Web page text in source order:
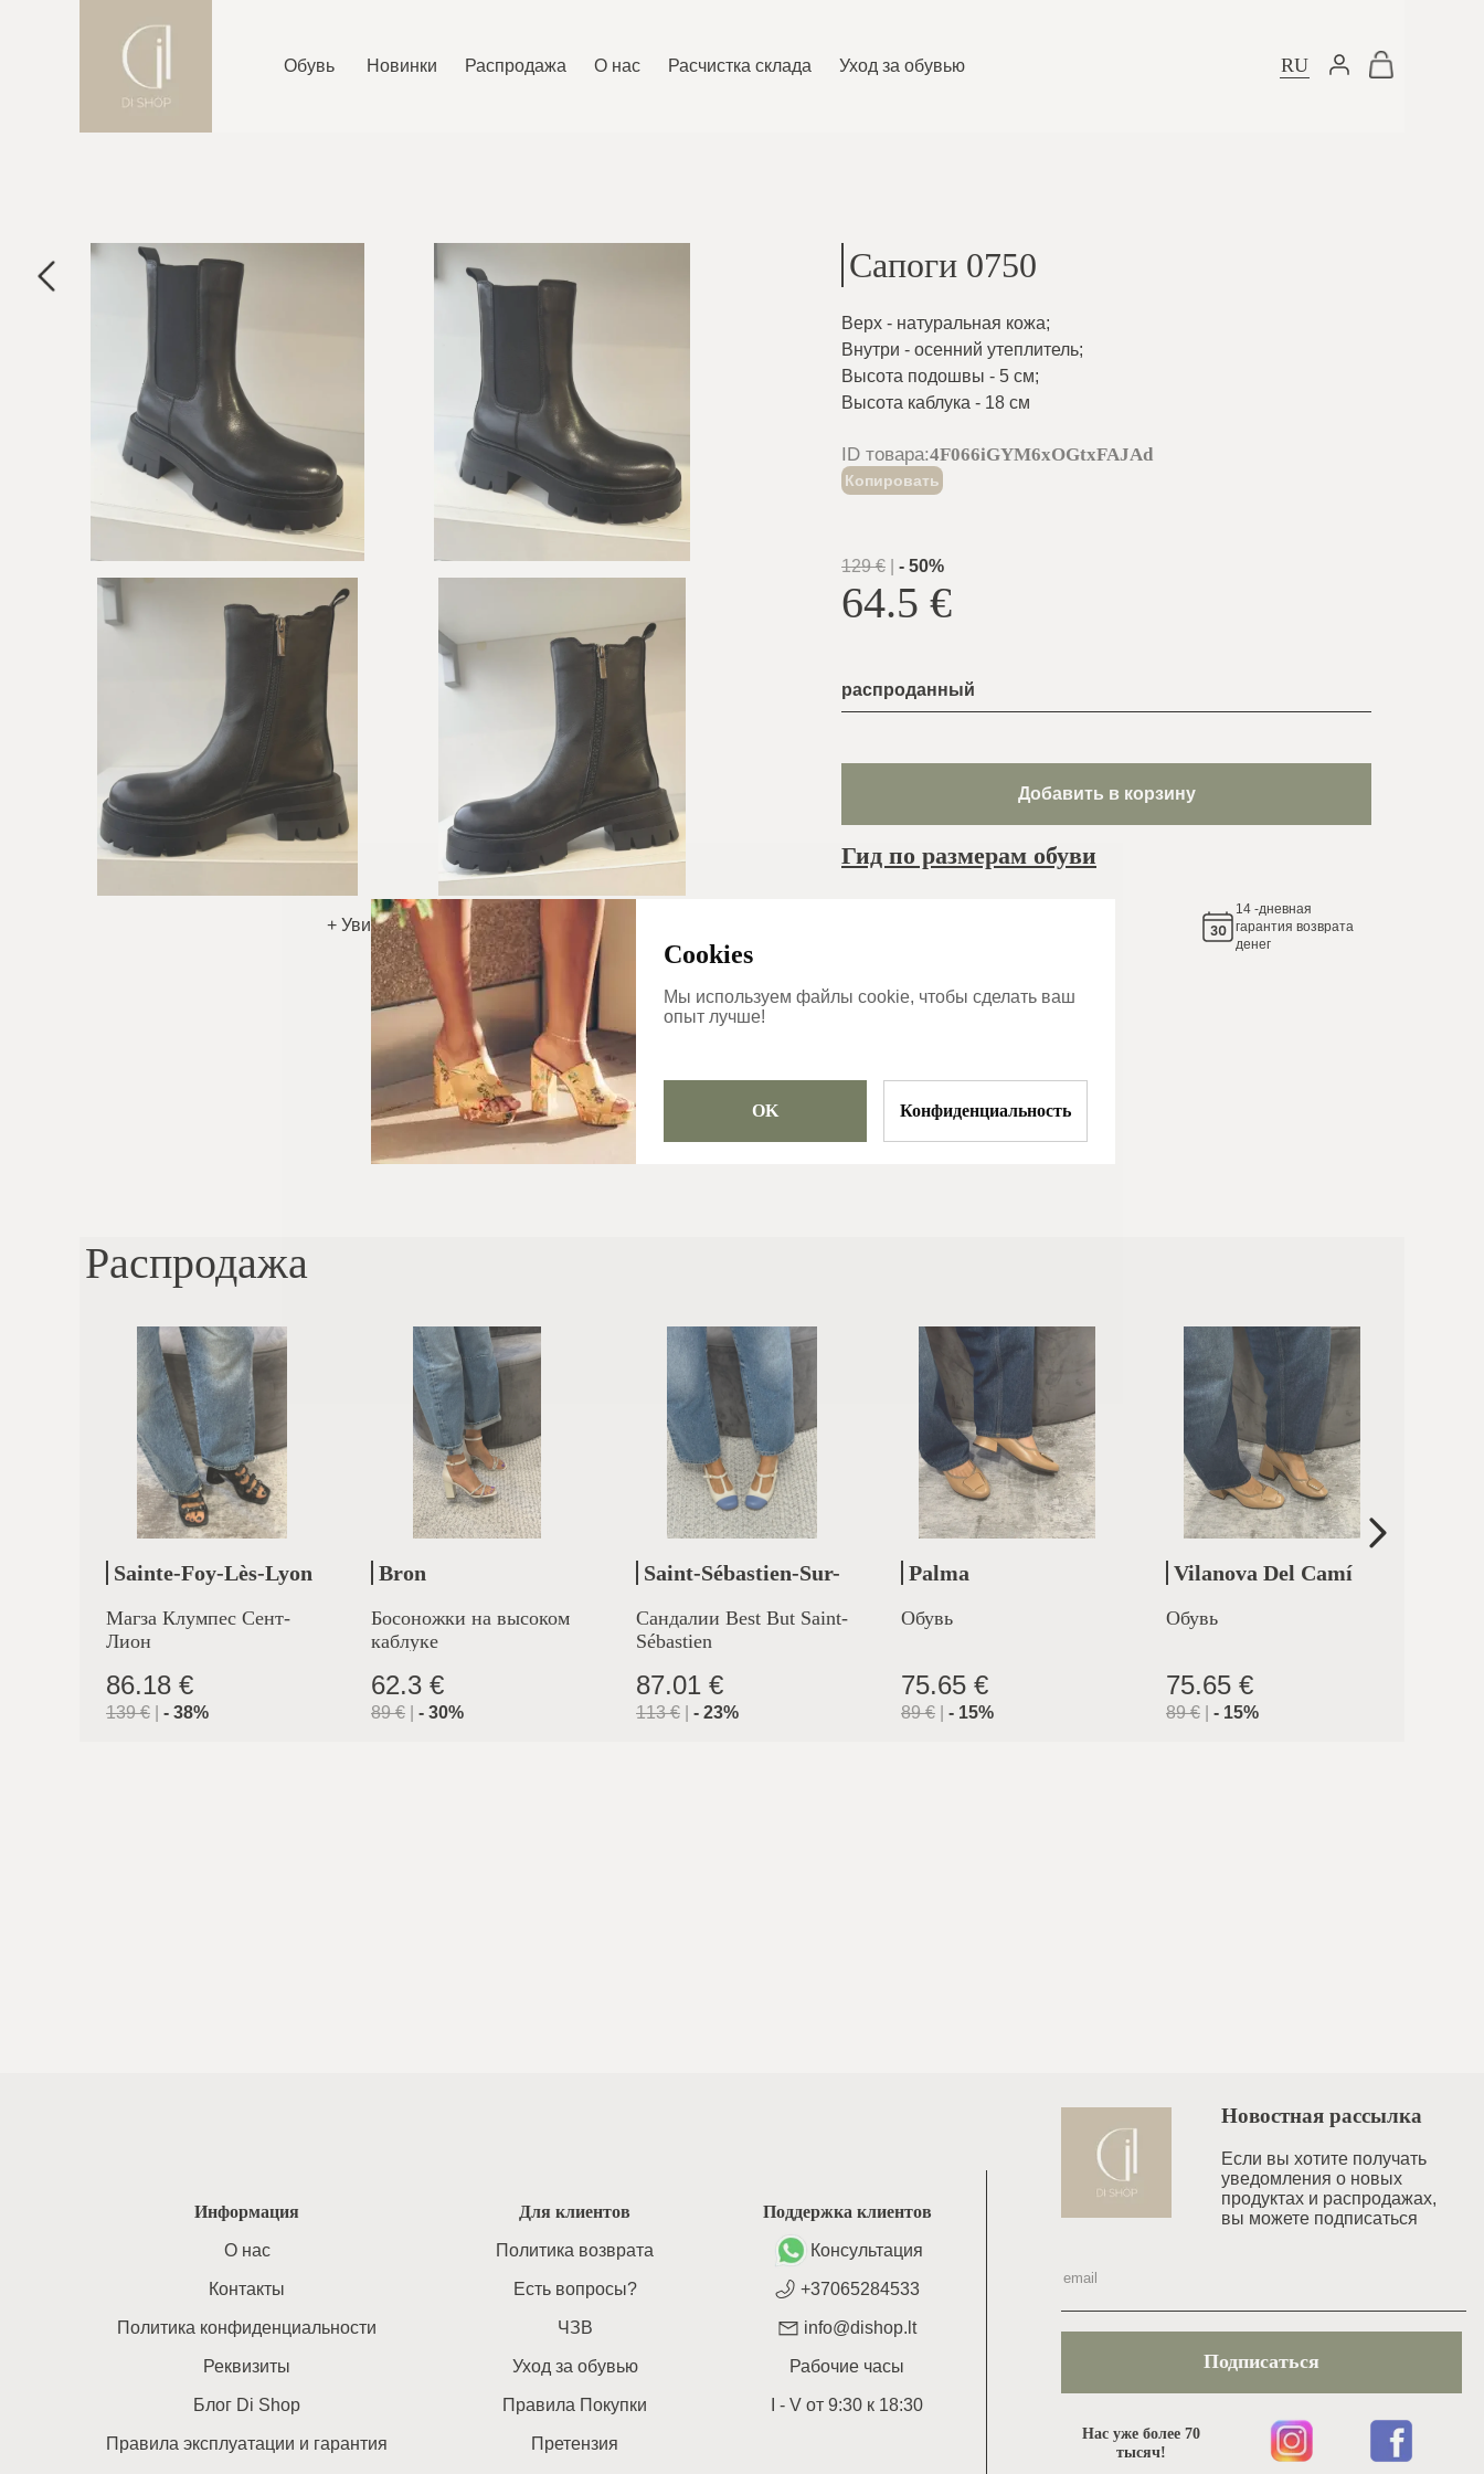
Cookies
Мы используем файлы cookie, чтобы сделать ваш
опыт лучше!
OK Конфиденциальность
Обувь Новинки Распродажа O нас Расчистка склада Уход за обувью RU
+ Увидеть больше
Сапоги 0750
Верх - натуральная кожа;
Внутри - осенний утеплитель;
Высота подошвы - 5 см;
Высота каблука - 18 см
ID товара:4F066iGYM6xOGtxFAJAd
Копировать
129€ - 50%
64.5 €
распроданный
Добавить в корзину
Гид по размерам обуви
14 -дневная
гарантия возврата
денег
Категории
Распродажа
Sainte-Foy-Lès-Lyon
Магза Клумпес Сент-
Лион
86.18 €
139€ - 38%
Bron
Босоножки на высоком
каблуке
62.3 €
89€ - 30%
Saint-Sébastien-Sur-
Сандалии Best But Saint-
Sébastien
87.01 €
113€ - 23%
Palma
Обувь
75.65 €
89€ - 15%
Vilanova Del Camí
Обувь
75.65 €
89€ - 15%
Информация
O нас
Контакты
Политика конфиденциальности
Реквизиты
Блог Di Shop
Правила эксплуатации и гарантия
Для клиентов
Политика возврата
Есть вопросы?
ЧЗВ
Уход за обувью
Правила Покупки
Претензия
Поддержка клиентов
Консультация
+37065284533
info@dishop.lt
Рабочие часы
I - Vот 9:30 к 18:30
Новостная рассылка
Если вы хотите получать
уведомления o новых
продуктах и распродажах,
вы можете подписаться
Подписаться
Нас уже более 70
тысяч!